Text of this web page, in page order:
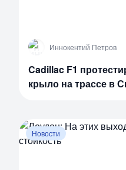
И Иннокентий Петров
Cadillac F1
крыло на трассе в
Новости